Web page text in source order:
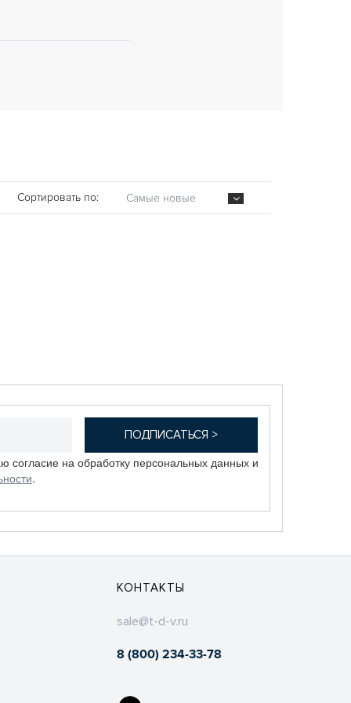
Сортировать по: Самые новые
согласие на обработку персональных данных и
.
КОНТАКТЫ
sale@t-d-v.ru
8 (800) 234-33-78